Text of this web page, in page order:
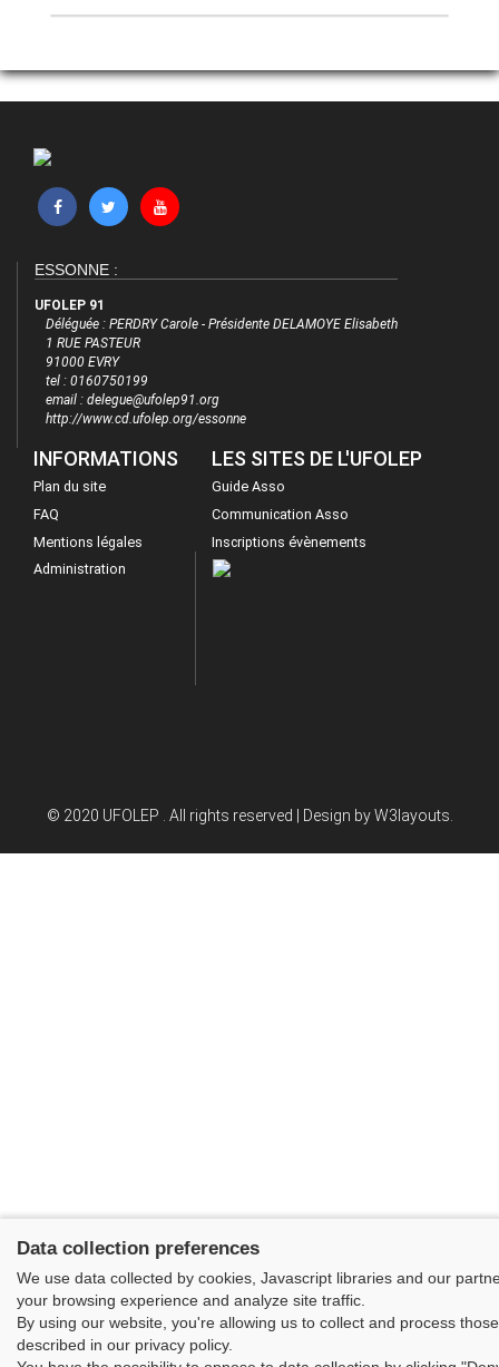
ESSONNE :
UFOLEP 91
Déléguée : PERDRY Carole - Présidente DELAMOYE Elisabeth
1 RUE PASTEUR
91000 EVRY
tel : 0160750199
email : delegue@ufolep91.org
http://www.cd.ufolep.org/essonne
INFORMATIONS
Plan du site
FAQ
Mentions légales
Administration
LES SITES DE L'UFOLEP
Guide Asso
Communication Asso
Inscriptions évènements
© 2020 UFOLEP . All rights reserved | Design byW3layouts.
Data collection preferences
We use data collected by cookies, Javascript libraries and our
your browsing experience and analyze site traffic.
By using our website, you're allowing us to collect and process
described in our privacy policy.